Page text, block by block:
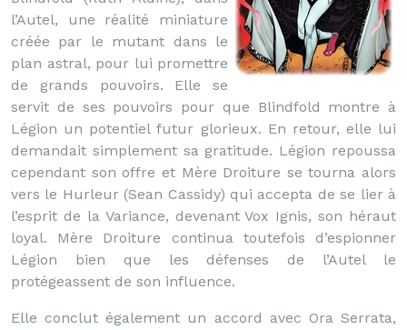
l’Autel, une réalité miniature
créée par le mutant dans le
plan astral, pour lui promettre
de grands pouvoirs. Elle se
servit de ses pouvoirs pour que Blindfold montre à
Légion un potentiel futur glorieux. En retour, elle lui
demandait simplement sa gratitude. Légion repoussa
cependant son offre et Mère Droiture se tourna alors
vers le Hurleur (Sean Cassidy) qui accepta de se lier à
l’esprit de la Variance, devenant Vox Ignis, son héraut
loyal. Mère Droiture continua toutefois d’espionner
Légion bien que les défenses de l’Autel le
protégeassent de son influence.
Elle conclut également un accord avec Ora Serrata,